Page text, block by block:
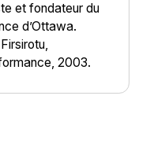
et fondateur du
d’Ottawa.
2003.